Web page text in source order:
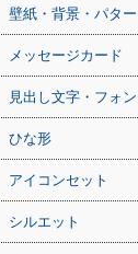
壁紙・背景・パタ
メッセージカード
見出し文字・フォン
ひな形
アイコンセット
シルエット